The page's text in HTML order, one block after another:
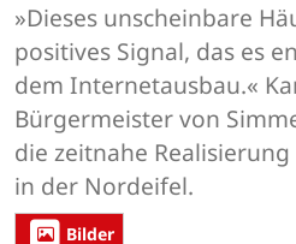
»Dieses unscheinbare
positives Signal, das es
dem Internetausbau.«
Bürgermeister von
die zeitnahe
in der Nordeifel.
Bilder